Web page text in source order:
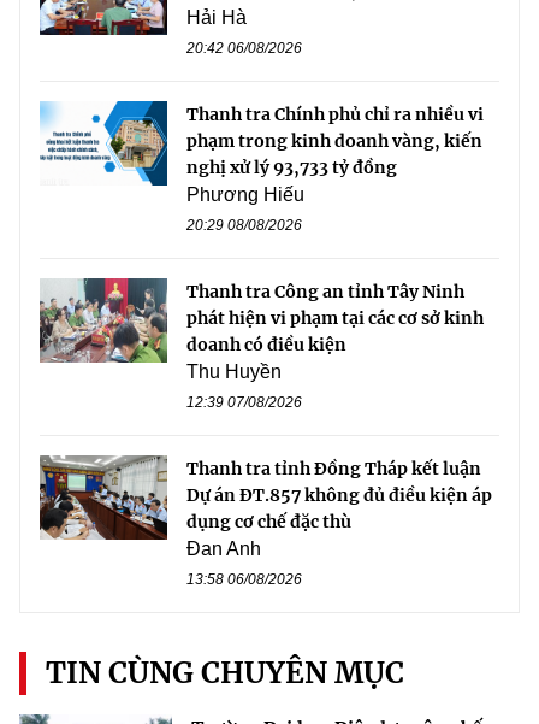
Hải Hà
20:42 06/08/2026
Thanh tra Chính phủ chỉ ra nhiều vi
phạm trong kinh doanh vàng, kiến
nghị xử lý 93,733 tỷ đồng
Phương Hiếu
20:29 08/08/2026
Thanh tra Công an tỉnh Tây Ninh
phát hiện vi phạm tại các cơ sở kinh
doanh có điều kiện
Thu Huyền
12:39 07/08/2026
Thanh tra tỉnh Đồng Tháp kết luận
Dự án ĐT.857 không đủ điều kiện áp
dụng cơ chế đặc thù
Đan Anh
13:58 06/08/2026
TIN CÙNG CHUYÊN MỤC